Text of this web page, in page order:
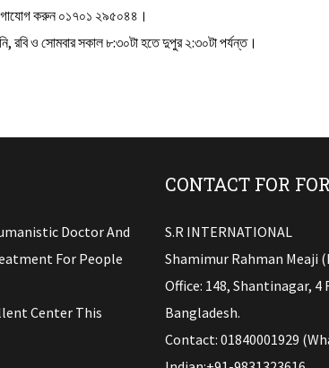
করুন ০১৭০১ ২৯৫০৪৪।
রবি ও সোমবার সকাল ৮:৩০টা হতে দুপুর ২:৩০টা পর্যন্ত।
Doctor And
For People
Center This
CONTACT FOR
S.R INTERNATIONAL
Shamimur Rahman Meaji
Office: 148, Shantinagar,
Bangladesh.
Contact: 01840001929